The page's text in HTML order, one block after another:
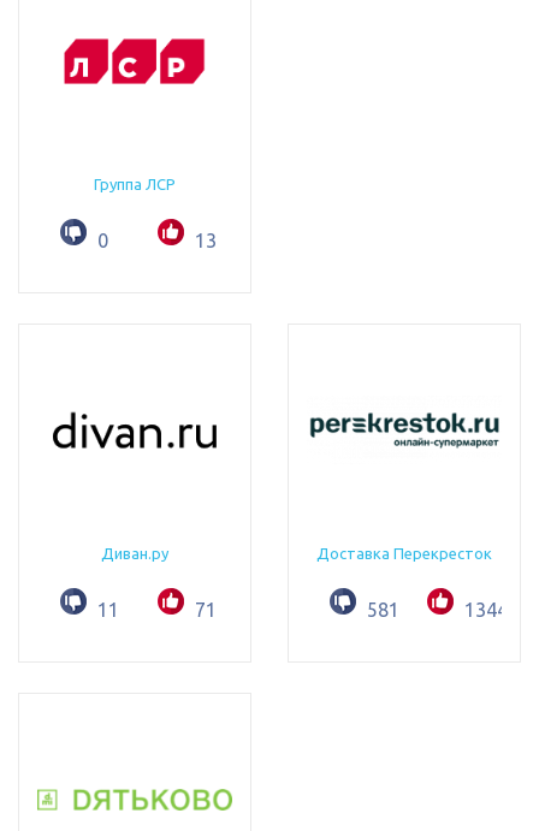
Группа ЛСР
0 13
Диван.ру
11 71
Доставка Перекресток
581 1344